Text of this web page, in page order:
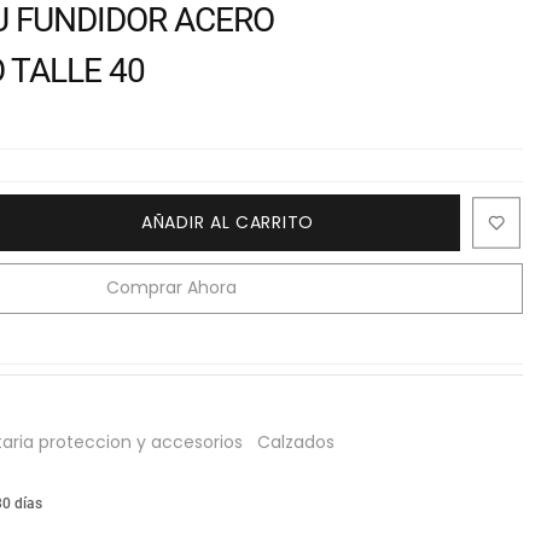
ACERO
TALLE 40
AÑADIR AL CARRITO
Comprar Ahora
proteccion y accesorios Calzados
días